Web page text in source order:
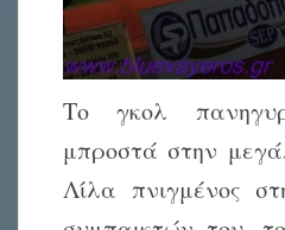
Το γκολ
μπροστά στην
Λίλα πνιγμένος